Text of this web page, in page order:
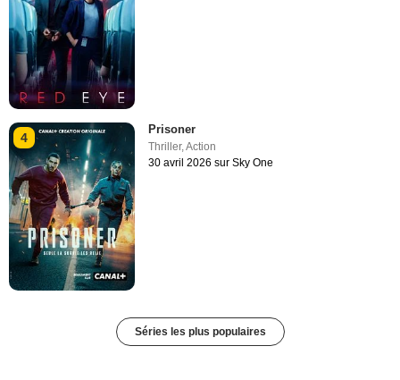
4
Prisoner
Thriller,Action
30 avril 2026 sur Sky One
Séries les plus populaires